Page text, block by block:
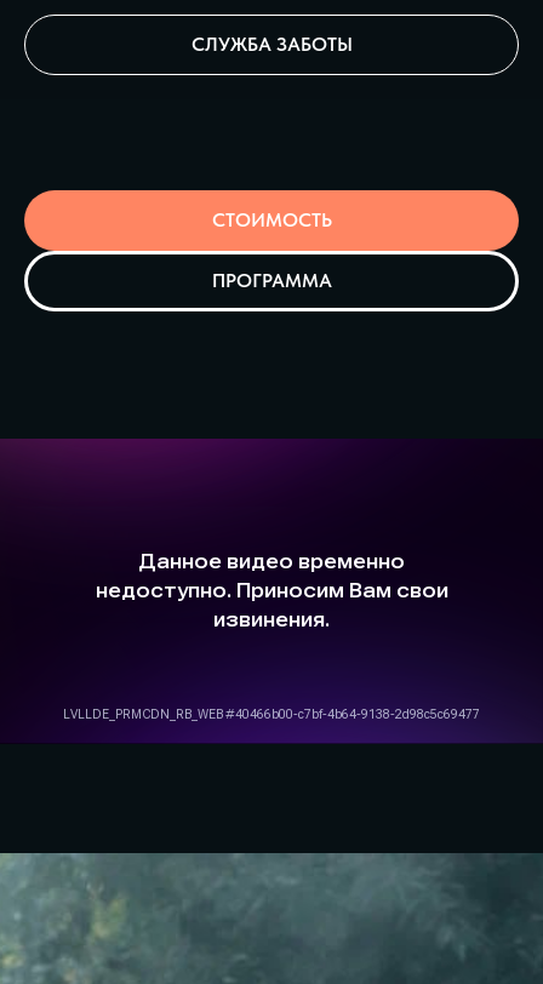
СЛУЖБА ЗАБОТЫ
СТОИМОСТЬ
ПРОГРАММА